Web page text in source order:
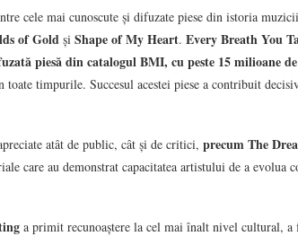
cele mai cunoscute și difuzate piese din istoria
of Gold și Shape of My Heart. Every Breath You
piesă din catalogul BMI, cu peste 15 milioane
toate timpurile. Succesul acestei piese a contribuit
atât de public, cât și de critici, precum The
care au demonstrat capacitatea artistului de a evolua
a primit recunoaștere la cel mai înalt nivel cultural, a